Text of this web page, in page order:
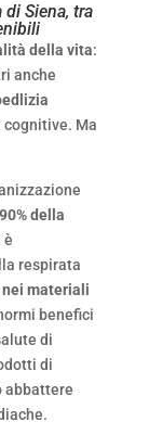
di Siena, tra
della vita:
anche
Ma
90% della
è
respirata
materiali
benefici
di
di
abbattere